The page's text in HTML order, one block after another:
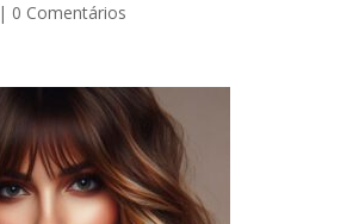
| 0 Comentários